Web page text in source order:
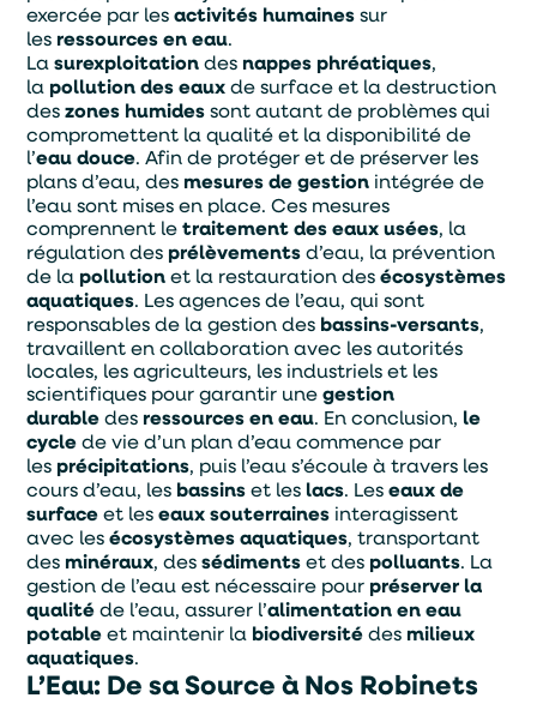
exercée par lesactivités humainessur
les ressources en eau.
Lasurexploitationdes nappes phréatiques,
la pollution des eauxde surface et la destruction
deszones humidessont autant de problèmes qui
compromettent la qualité et la disponibilité de
l’eau douce. Afin de protéger et de préserver les
plans d’eau, des mesures de gestion intégrée de
l’eau sont mises en place. Ces mesures
comprennent letraitement des eaux usées, la
régulation des prélèvementsd’eau, la prévention
de la pollutionet la restauration desécosystèmes
aquatiques. Les agences de l’eau, qui sont
responsables de la gestion des bassins-versants,
travaillent en collaboration avec les autorités
locales, les agriculteurs, les industriels et les
scientifiques pour garantir unegestion
durabledes ressources en eau. En conclusion, le
cyclede vie d’un plan d’eau commence par
les précipitations, puis l’eau s’écoule à travers les
cours d’eau, les bassinset les lacs. Leseaux de
surfaceet leseaux souterraines interagissent
avec lesécosystèmes aquatiques, transportant
des minéraux, dessédimentset des polluants. La
gestion de l’eau est nécessaire pour préserver la
qualitéde l’eau, assurer l’alimentation en eau
potableet maintenir la biodiversitédes milieux
aquatiques.
L’Eau: De sa Source à Nos Robinets